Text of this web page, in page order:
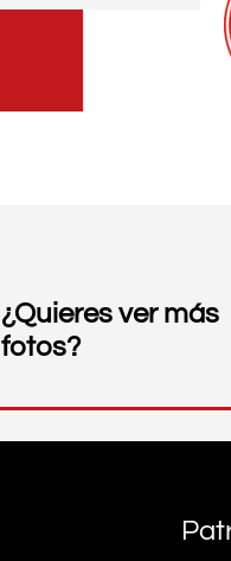
¿Quieres ver más
fotos?